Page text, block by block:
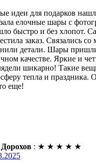
идеи для подарков
елочные шары с
быстро и без хлопот.
заказ. Связались со
детали. Шары
качестве. Яркие и
шикарно! Такие
тепла и праздника.
еще!
: ★ ★ ★ ★ ★